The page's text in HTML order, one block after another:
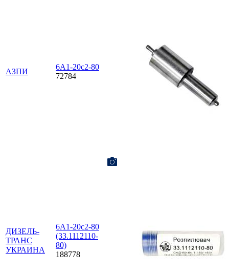
АЗПИ
6А1-20с2-80
72784
ДИЗЕЛЬ-
ТРАНС
УКРАИНА
6А1-20с2-80
(33.1112110-
80)
188778